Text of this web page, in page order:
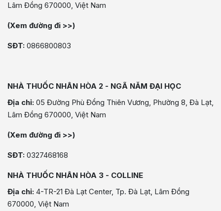
Lâm Đồng 670000, Việt Nam
(Xem đường đi >>)
SĐT: 0866800803
NHÀ THUỐC NHÂN HÒA 2 - NGÃ NĂM ĐẠI HỌC
Địa chỉ: 05 Đường Phù Đổng Thiên Vương, Phường 8, Đà Lạt,
Lâm Đồng 670000, Việt Nam
(Xem đường đi >>)
SĐT: 0327468168
NHÀ THUỐC NHÂN HÒA 3 - COLLINE
Địa chỉ: 4-TR-21 Đà Lạt Center, Tp. Đà Lạt, Lâm Đồng
670000, Việt Nam